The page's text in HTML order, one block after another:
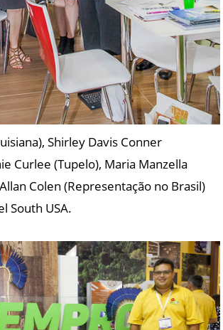
Shirley Davis Conner
Curlee (Tupelo), Maria Manzella
Colen (Representação no Brasil)
South USA.